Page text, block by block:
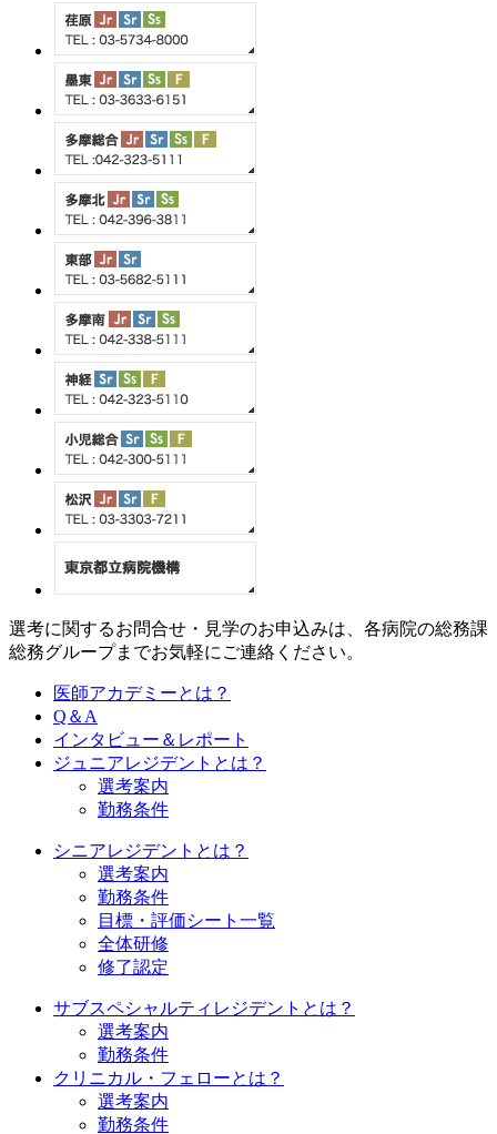
選考に関するお問合せ・見学のお申込みは、各病院の総務課
総務グループまでお気軽にご連絡ください。
医師アカデミーとは？
Q＆A
インタビュー＆レポート
ジュニアレジデントとは？
選考案内
勤務条件
シニアレジデントとは？
選考案内
勤務条件
目標・評価シート一覧
全体研修
修了認定
サブスペシャルティレジデントとは？
選考案内
勤務条件
クリニカル・フェローとは？
選考案内
勤務条件